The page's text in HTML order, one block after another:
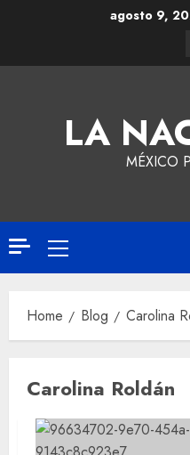
agosto 9,
LA
MÉXICO
Home Blog Carolina
Carolina Roldán